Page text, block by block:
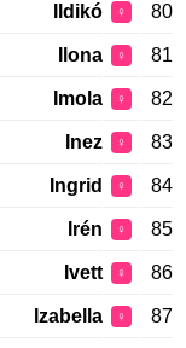
80
♀
Ildikó
81
♀
Ilona
82
♀
Imola
83
♀
Inez
84
♀
Ingrid
85
♀
Irén
86
♀
Ivett
87
♀
Izabella